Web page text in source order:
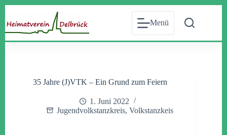
springen
Menü
35 Jahre (J)VTK – Ein Grund zum Feiern
1. Juni 2022
Jugendvolkstanzkreis,Volkstanzkeis